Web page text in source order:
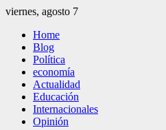
Saltar
contenido
viernes, agosto 7
El Independiente
El independiente Libre y Transparente
Home
Blog
Política
economía
Actualidad
Educación
Internacionales
Opinión